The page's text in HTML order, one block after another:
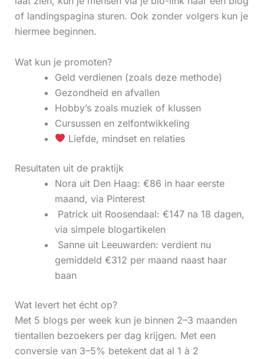
of landingspagina sturen. Ook zonder volgers kun je
hiermee beginnen.
Wat kun je promoten?
Geld verdienen (zoals deze methode)
Gezondheid en afvallen
Hobby’s zoals muziek of klussen
Cursussen en zelfontwikkeling
Liefde, mindset en relaties
Resultaten uit de praktijk
Nora uit Den Haag: €86 in haar eerste
maand, via Pinterest
‍ Patrick uit Roosendaal: €147 na 18 dagen,
via simpele blogartikelen
‍ Sanne uit Leeuwarden: verdient nu
gemiddeld €312 per maand naast haar
baan
Wat levert het écht op?
Met 5 blogs per week kun je binnen 2–3 maanden
tientallen bezoekers per dag krijgen. Met een
conversie van 3–5% betekent dat al 1 à 2